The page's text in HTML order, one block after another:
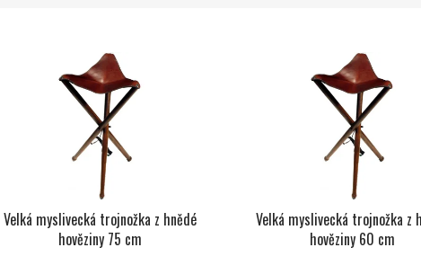
Velká myslivecká trojnožka z hnědé
hověziny 75 cm
Velká myslivecká trojnožka z
hověziny 60 cm